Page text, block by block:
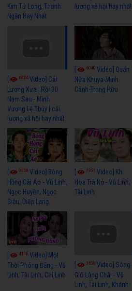
Kim Tử Long, Thanh
Ngân Hay Nhất
lương xã hội hay nhất
6324Video] Cải
Lương Xưa : Rồi 30
Năm Sau - Minh
Vương Lệ Thủy | cải
lương xã hội hay nhất
6040Video] Quán
Nửa Khuya-Minh
Cảnh-Trọng Hữu
9058 Video] Bông
Hồng Cài Áo - Vũ Linh,
Ngọc Huyền, Ngọc
Giàu, Diệp Lang
7351Video] Khi
Hoa Trà Nở - Vũ Linh,
Tài Linh
4110 Video] Một
Thời Phóng Đãng - Vũ
Linh, Tài Linh, Chí Linh
3658Video] Sóng
Gió Làng Chài - Vũ
Linh, Tài Linh, Khánh